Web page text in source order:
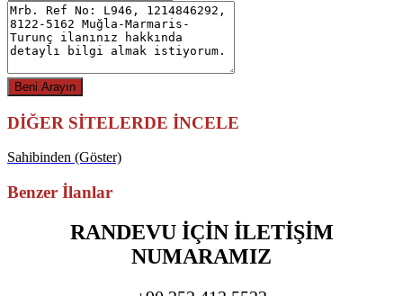
DİĞER SİTELERDE İNCELE
Sahibinden (Göster)
Benzer İlanlar
RANDEVU İÇİN İLETİŞİM
NUMARAMIZ